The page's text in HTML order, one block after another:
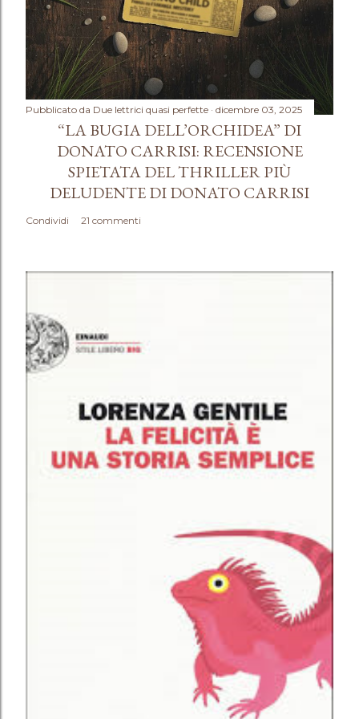
Pubblicato da Due lettrici quasi perfette dicembre 03, 2025
“LA BUGIA DELL’ORCHIDEA” DI
DONATO CARRISI: RECENSIONE
SPIETATA DEL THRILLER PIÙ
DELUDENTE DI DONATO CARRISI
Condividi 21 commenti